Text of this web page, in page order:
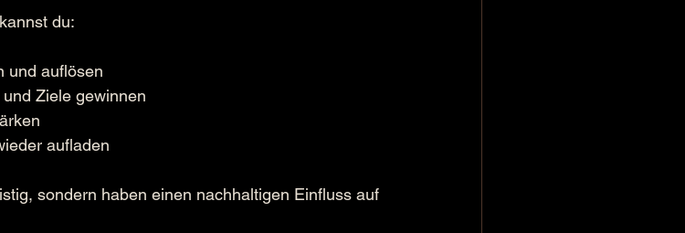
du:
und auflösen
Ziele gewinnen
aufladen
sondern haben einen nachhaltigen Einfluss auf